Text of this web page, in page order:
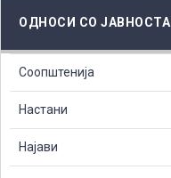
ОДНОСИ СО ЈАВНОСТА
Соопштенија
Настани
Најави